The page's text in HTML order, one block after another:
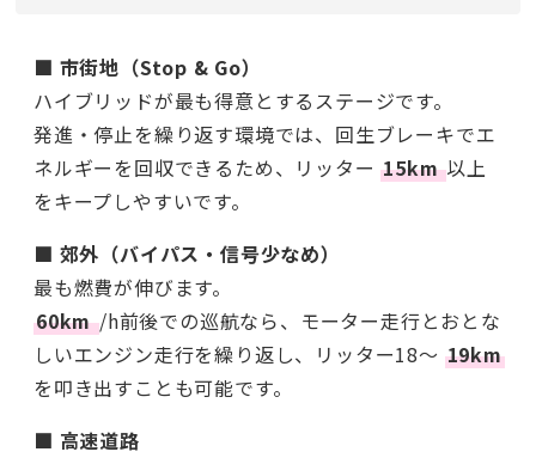
■ 市街地（Stop & Go）
ハイブリッドが最も得意とするステージです。
発進・停止を繰り返す環境では、回生ブレーキでエ
ネルギーを回収できるため、リッター15km以上
をキープしやすいです。
■ 郊外（バイパス・信号少なめ）
最も燃費が伸びます。
60km/h前後での巡航なら、モーター走行とおとな
しいエンジン走行を繰り返し、リッター18〜 19km
を叩き出すことも可能です。
■ 高速道路